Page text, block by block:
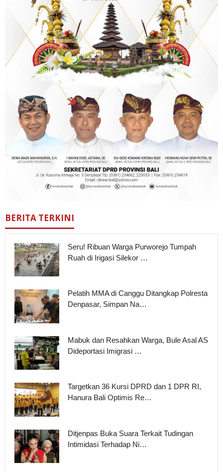
BERITA TERKINI
Seru! Ribuan Warga Purworejo Tumpah
Ruah di Irigasi Silekor …
Pelatih MMA di Canggu Ditangkap Polresta
Denpasar, Simpan Na…
Mabuk dan Resahkan Warga, Bule Asal AS
Dideportasi Imigrasi …
Targetkan 36 Kursi DPRD dan 1 DPR RI,
Hanura Bali Optimis Re…
Ditjenpas Buka Suara Terkait Tudingan
Intimidasi Terhadap Ni…